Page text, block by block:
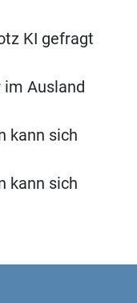
KI gefragt
im Ausland
kann sich
kann sich